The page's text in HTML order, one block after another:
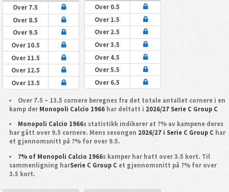
Over 7.5
Over 8.5
Over 9.5
Over 10.5
Over 11.5
Over 12.5
Over 13.5
Over 0.5
Over 1.5
Over 2.5
Over 3.5
Over 4.5
Over 5.5
Over 6.5
Over 7.5 ~ 13.5 cornere beregnes fra det totale antallet cornere i en
kamp der Monopoli Calcio 1966har deltatt i 2026/27 Serie C Group C
Monopoli Calcio 1966s statistikk indikerer at ?% av kampene deres
har gått over 9.5 cornere. Mens sesongen 2026/27 i Serie C Group Char
et gjennomsnitt på ?% for over 9.5.
?% of Monopoli Calcio 1966s kamper har hatt over 3.5 kort. Til
sammenligning harSerie C Group Cet gjennomsnitt på ?% for over
3.5 kort.